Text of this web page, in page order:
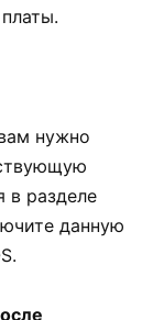
нужно
в разделе
данную